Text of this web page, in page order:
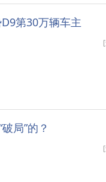
第30万辆车主
局”的？